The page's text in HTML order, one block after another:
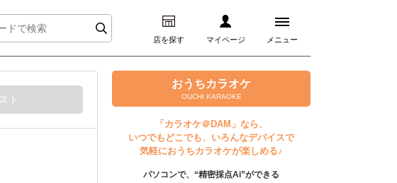
店を探す マイページ メニュー
ログイン
マイページ
プレミアムサービス
DAM★とも動画
ト
おうちカラオケ
OUCHI KARAOKE
「カラオケ＠DAM」なら、
いつでもどこでも、いろんなデバイスで
気軽におうちカラオケが楽しめる♪
パソコンで、“精密採点Ai”ができる